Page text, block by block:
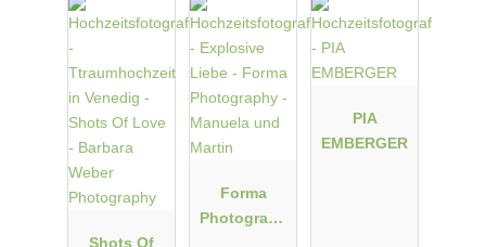
Shots Of
Forma
Photograph
PIA
EMBERGER